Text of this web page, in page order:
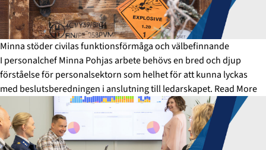
Minna stöder civilas funktionsförmåga och välbefinnande
I personalchef Minna Pohjas arbete behövs en bred och djup
förståelse för personalsektorn som helhet för att kunna lyckas
med beslutsberedningen i anslutning till ledarskapet. Read More